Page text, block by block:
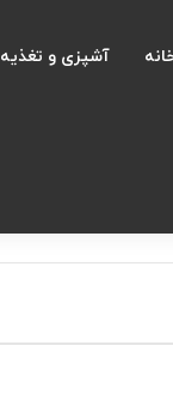
آشپزی و تغذیه